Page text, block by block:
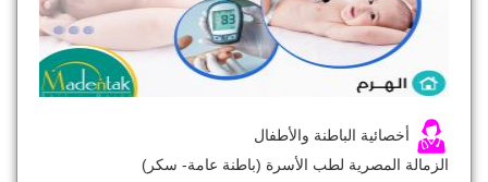
أخصائية الباطنة والأطفال
الزمالة المصرية لطب الأسرة (باطنة عامة- سكر)